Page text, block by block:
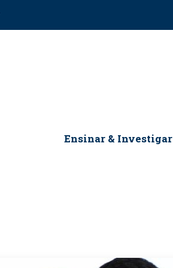
Ensinar & Investigar